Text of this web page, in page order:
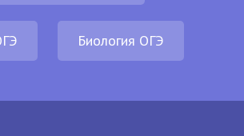
Биология ОГЭ